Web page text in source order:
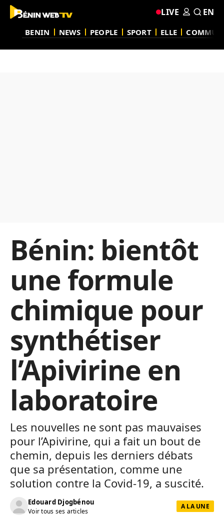
BENIN NEWS PEOPLE SPORT ELLE
LIVE EN
Bénin: bientôt
une formule
chimique pour
synthétiser
l’Apivirine en
laboratoire
Les nouvelles ne sont pas mauvaises
pour l’Apivirine, qui a fait un bout de
chemin, depuis les derniers débats
que sa présentation, comme une
solution contre la Covid-19, a suscité.
Edouard Djogbénou
Voir tous ses articles
A LA UNE